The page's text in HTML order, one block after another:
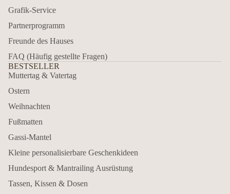
Grafik-Service
Partnerprogramm
Freunde des Hauses
FAQ (Häufig gestellte Fragen)
BESTSELLER
Muttertag & Vatertag
Ostern
Weihnachten
Fußmatten
Gassi-Mantel
Kleine personalisierbare Geschenkideen
Hundesport & Mantrailing Ausrüstung
Tassen, Kissen & Dosen